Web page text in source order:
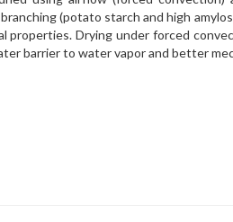
(potato starch and high
properties. Drying under forced
barrier to water vapor and better